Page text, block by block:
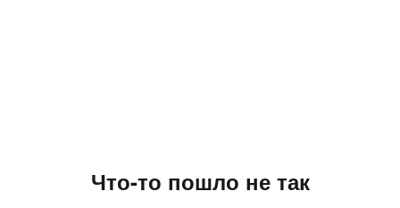
Что-то пошло не так